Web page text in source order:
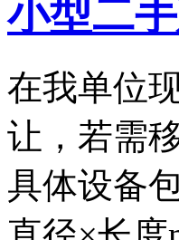
小型二
在我单位
让，若需
具体设备